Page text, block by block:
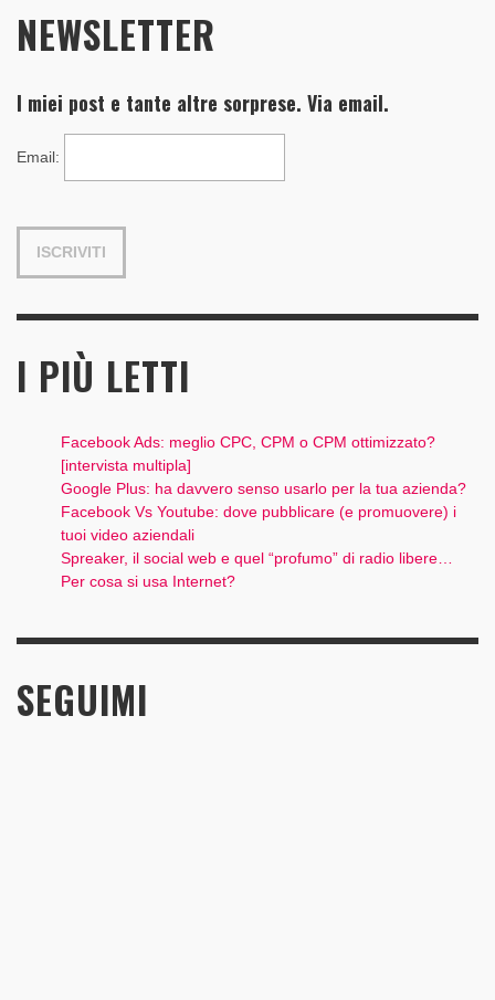
NEWSLETTER
I miei post e tante altre sorprese. Via email.
Email:
I PIÙ LETTI
Facebook Ads: meglio CPC, CPM o CPM ottimizzato?
[intervista multipla]
Google Plus: ha davvero senso usarlo per la tua azienda?
Facebook Vs Youtube: dove pubblicare (e promuovere) i
tuoi video aziendali
Spreaker, il social web e quel “profumo” di radio libere…
Per cosa si usa Internet?
SEGUIMI